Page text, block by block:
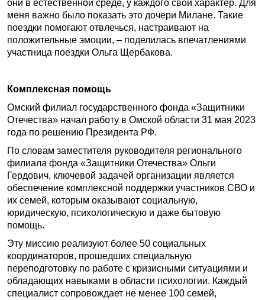
они в естественной среде, у каждого свой характер. Для
меня важно было показать это дочери Милане. Такие
поездки помогают отвлечься, настраивают на
положительные эмоции, – поделилась впечатлениями
участница поездки Ольга Щербакова.
Комплексная помощь
Омский филиал государственного фонда «Защитники
Отечества» начал работу в Омской области 31 мая 2023
года по решению Президента РФ.
По словам заместителя руководителя регионального
филиала фонда «Защитники Отечества» Ольги
Гердович, ключевой задачей организации является
обеспечение комплексной поддержки участников СВО и
их семей, которым оказывают социальную,
юридическую, психологическую и даже бытовую
помощь.
Эту миссию реализуют более 50 социальных
координаторов, прошедших специальную
переподготовку по работе с кризисными ситуациями и
обладающих навыками в области психологии. Каждый
специалист сопровождает не менее 100 семей,